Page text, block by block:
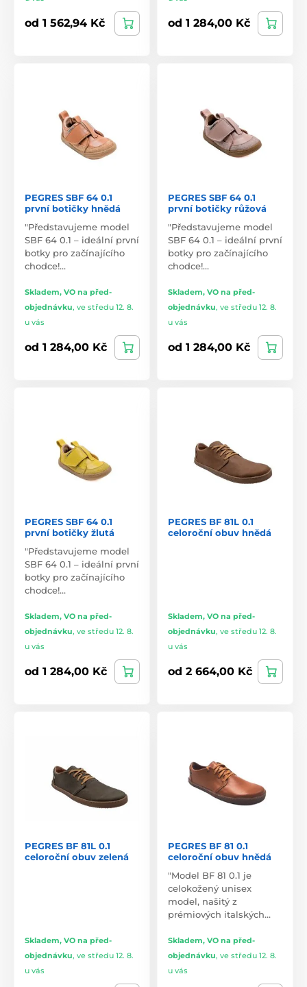
od 1 562,94 Kč od 1 284,00 Kč
PEGRES SBF 64 0.1
první botičky hnědá
"Představujeme model
SBF 64 0.1 – ideální první
botky pro začínajícího
chodce!…
Skladem, VO na před-
objednávku, ve středu 12. 8.
u vás
od 1 284,00 Kč
PEGRES SBF 64 0.1
první botičky růžová
"Představujeme model
SBF 64 0.1 – ideální první
botky pro začínajícího
chodce!…
Skladem, VO na před-
objednávku, ve středu 12. 8.
u vás
od 1 284,00 Kč
PEGRES SBF 64 0.1
první botičky žlutá
"Představujeme model
SBF 64 0.1 – ideální první
botky pro začínajícího
chodce!…
Skladem, VO na před-
objednávku, ve středu 12. 8.
u vás
od 1 284,00 Kč
PEGRES BF 81L 0.1
celoroční obuv hnědá
Skladem, VO na před-
objednávku, ve středu 12. 8.
u vás
od 2 664,00 Kč
PEGRES BF 81L 0.1
celoroční obuv zelená
Skladem, VO na před-
objednávku, ve středu 12. 8.
u vás
PEGRES BF 81 0.1
celoroční obuv hnědá
"Model BF 81 0.1 je
celokožený unisex
model, našitý z
prémiových italských…
Skladem, VO na před-
objednávku, ve středu 12. 8.
u vás